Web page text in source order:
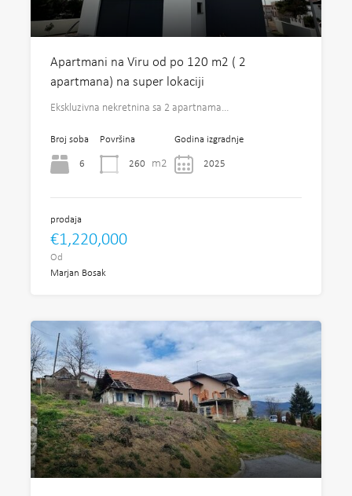
Apartmani na Viru od po 120 m2 ( 2
apartmana) na super lokaciji
Ekskluzivna nekretnina sa 2 apartnama…
Broj soba
6
Površina
260 m2
Godina izgradnje
2025
prodaja
€1,220,000
Od
Marjan Bosak